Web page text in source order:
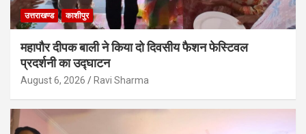
उत्तराखण्ड काशीपुर
महापौर दीपक बाली ने किया दो दिवसीय फैशन फेस्टिवल
प्रदर्शनी का उद्घाटन
August 6, 2026 Ravi Sharma